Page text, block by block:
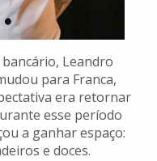
Leandro
para Franca,
era retornar
esse período
a ganhar espaço:
e doces.